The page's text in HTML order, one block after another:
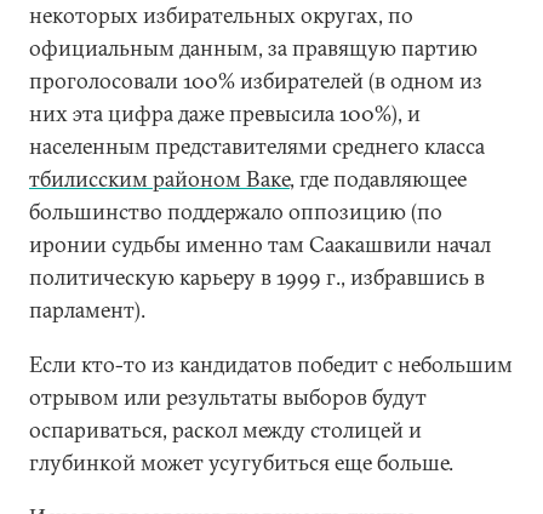
некоторых избирательных округах, по
официальным данным, за правящую партию
проголосовали 100% избирателей (в одном из
них эта цифра даже превысила 100%), и
населенным представителями среднего класса
тбилисским районом Ваке, где подавляющее
большинство поддержало оппозицию (по
иронии судьбы именно там Саакашвили начал
политическую карьеру в 1999 г., избравшись в
парламент).
Если кто-то из кандидатов победит с небольшим
отрывом или результаты выборов будут
оспариваться, раскол между столицей и
глубинкой может усугубиться еще больше.